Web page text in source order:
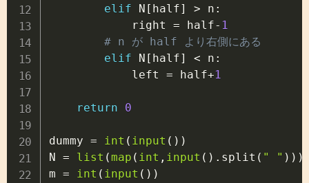
elif N [ half] > n :
            right
= half- 1
# n が half より右側にある
elif N [ half] < n :
            left
= half+1
return 0
dummy = int ( input ( ) )
N = list (map ( int , input ( ) . split ( " " ) ) )
m = int ( input ( ) )